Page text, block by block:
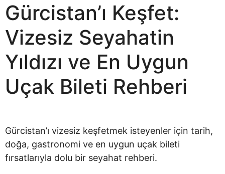
Gürcistan’ı Keşfet:
Vizesiz Seyahatin
Yıldızı ve En Uygun
Uçak Bileti Rehberi
Gürcistan’ı vizesiz keşfetmek isteyenler için tarih,
doğa, gastronomi ve en uygun uçak bileti
fırsatlarıyla dolu bir seyahat rehberi.